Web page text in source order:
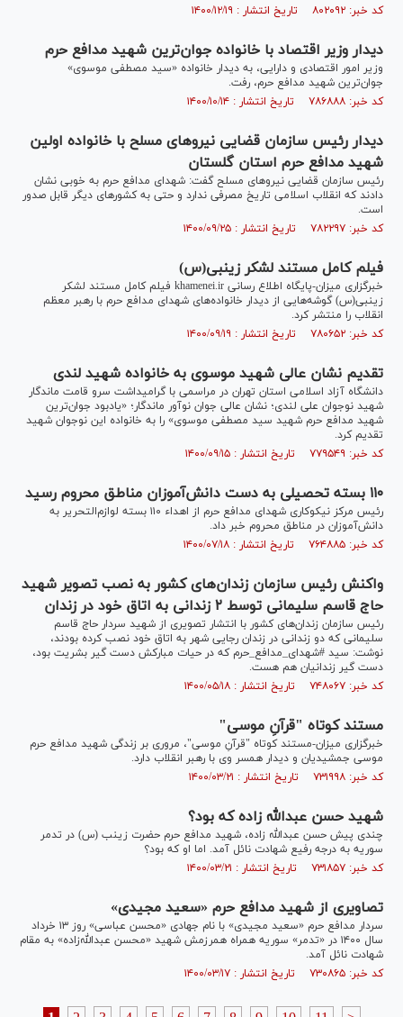
کد خبر: ۸۰۲۰۹۲ تاریخ انتشار : ۱۴۰۰/۱۲/۱۹
دیدار وزیر اقتصاد با خانواده جوان‌ترین شهید مدافع حرم
وزیر امور اقتصادی و دارایی، به دیدار خانواده «سید مصطفی موسوی»
جوان‌ترین شهید مدافع حرم، رفت.
کد خبر: ۷۸۶۸۸۸ تاریخ انتشار : ۱۴۰۰/۱۰/۱۴
دیدار رئیس سازمان قضایی نیرو‌های مسلح با خانواده اولین
شهید مدافع حرم استان گلستان
رئیس سازمان قضایی نیرو‌های مسلح گفت: شهدای مدافع حرم به خوبی نشان
دادند که انقلاب اسلامی تاریخ مصرفی ندارد و حتی به کشور‌های دیگر قابل صدور
است.
کد خبر: ۷۸۲۲۹۷ تاریخ انتشار : ۱۴۰۰/۰۹/۲۵
فیلم کامل مستند لشکر زینبی(س)
خبرگزاری میزان-پایگاه اطلاع رسانی khamenei.ir فیلم کامل مستند لشکر
زینبی(س) گوشه‌هایی از دیدار خانواده‌های شهدای مدافع حرم با رهبر معظم
انقلاب را منتشر کرد.
کد خبر: ۷۸۰۶۵۲ تاریخ انتشار : ۱۴۰۰/۰۹/۱۹
تقدیم نشان عالی شهید موسوی به خانواده شهید لندی
دانشگاه آزاد اسلامی استان تهران در مراسمی با گرامیداشت سرو قامت ماندگار
شهید نوجوان علی لندی؛ نشان عالی جوان نوآور ماندگار؛ «یادبود جوان‌ترین
شهید مدافع حرم شهید سید مصطفی موسوی» را به خانواده این نوجوان شهید
تقدیم کرد.
کد خبر: ۷۷۹۵۴۹ تاریخ انتشار : ۱۴۰۰/۰۹/۱۵
۱۱۰ بسته تحصیلی به دست دانش‌آموزان مناطق محروم رسید
رئیس مرکز نیکوکاری شهدای مدافع حرم از اهداء ۱۱۰ بسته لوازم‌التحریر به
دانش‌آموزان در مناطق محروم خبر داد.
کد خبر: ۷۶۴۸۸۵ تاریخ انتشار : ۱۴۰۰/۰۷/۱۸
واکنش رئیس سازمان زندان‌های کشور به نصب تصویر شهید
حاج قاسم سلیمانی توسط ۲ زندانی به اتاق خود در زندان
رئیس سازمان زندان‌های کشور با انتشار تصویری از شهید سردار حاج قاسم
سلیمانی که دو زندانی در زندان رجایی شهر به اتاق خود نصب کرده بودند،
نوشت: سید #شهدای_مدافع_حرم که در حیات مبارکش دست گیر بشریت بود،
دست گیر زندانیان هم هست.
کد خبر: ۷۴۸۰۶۷ تاریخ انتشار : ۱۴۰۰/۰۵/۱۸
مستند کوتاه "قرآنِ موسی"
خبرگزاری میزان-مستند کوتاه "قرآنِ موسی"، مروری بر زندگی شهید مدافع حرم
موسی جمشیدیان و دیدار همسر وی با رهبر انقلاب دارد.
کد خبر: ۷۳۱۹۹۸ تاریخ انتشار : ۱۴۰۰/۰۳/۲۱
شهید حسن عبدالله زاده که بود؟
چندی پیش حسن عبدالله زاده، شهید مدافع حرم حضرت زینب (س) در تدمر
سوریه به درجه رفیع شهادت نائل آمد. اما او که بود؟
کد خبر: ۷۳۱۸۵۷ تاریخ انتشار : ۱۴۰۰/۰۳/۲۱
تصاویری از شهید مدافع حرم «سعید مجیدی»
سردار مدافع حرم «سعید مجیدی» با نام جهادی «محسن عباسی» روز ۱۳ خرداد
سال ۱۴۰۰ در «تدمر» سوریه همراه همرزمش شهید «محسن عبدالله‌زاده» به مقام
شهادت نائل آمد.
کد خبر: ۷۳۰۸۶۵ تاریخ انتشار : ۱۴۰۰/۰۳/۱۷